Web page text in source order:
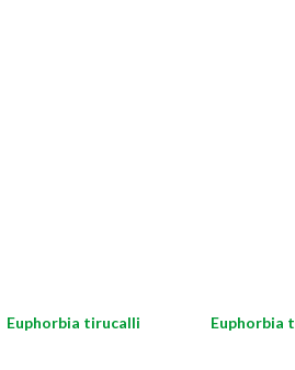
Euphorbia tirucalli Euphorbia